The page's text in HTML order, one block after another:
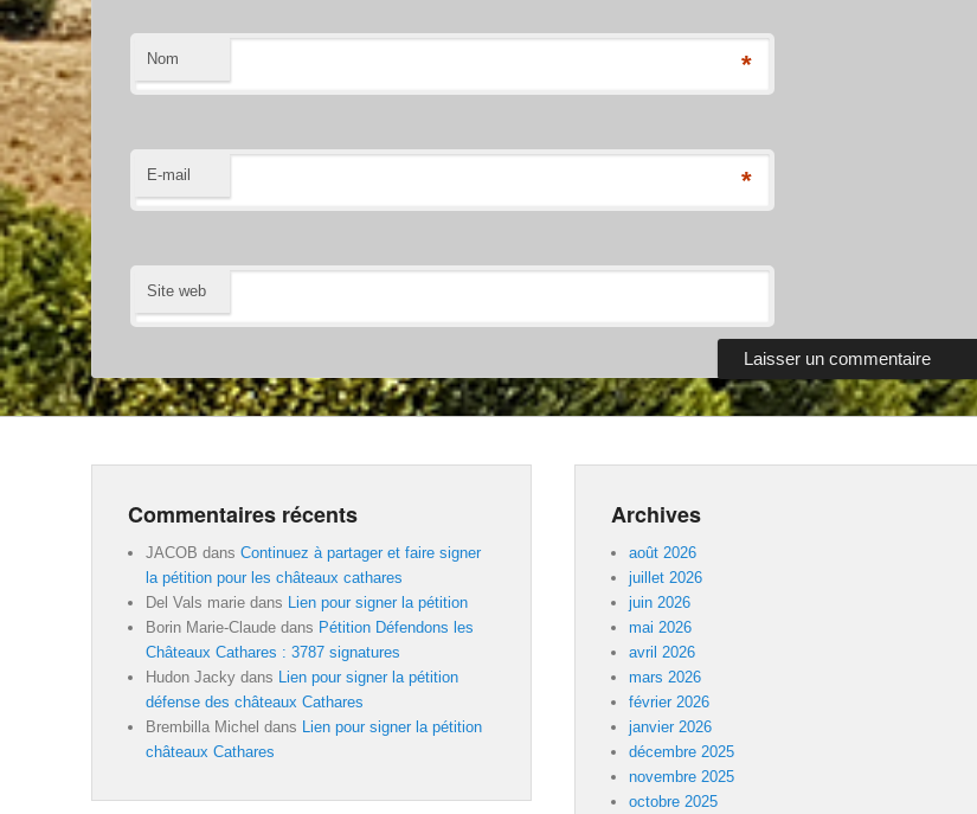
Nom *
E-mail *
Site web
Commentaires récents
JACOB dans Continuez à partager et faire signer
la pétition pour les châteaux cathares
Del Vals marie dans Lien pour signer la pétition
Borin Marie-Claude dans Pétition Défendons les
Châteaux Cathares : 3787 signatures
Hudon Jacky dans Lien pour signer la pétition
défense des châteaux Cathares
Brembilla Michel dans Lien pour signer la pétition
châteaux Cathares
Archives
août 2026
juillet 2026
juin 2026
mai 2026
avril 2026
mars 2026
février 2026
janvier 2026
décembre 2025
novembre 2025
octobre 2025